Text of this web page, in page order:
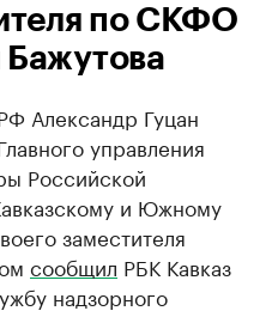
по СКФО
Александр Гуцан
управления
Российской
и Южному
заместителя
сообщил РБК Кавказ
надзорного